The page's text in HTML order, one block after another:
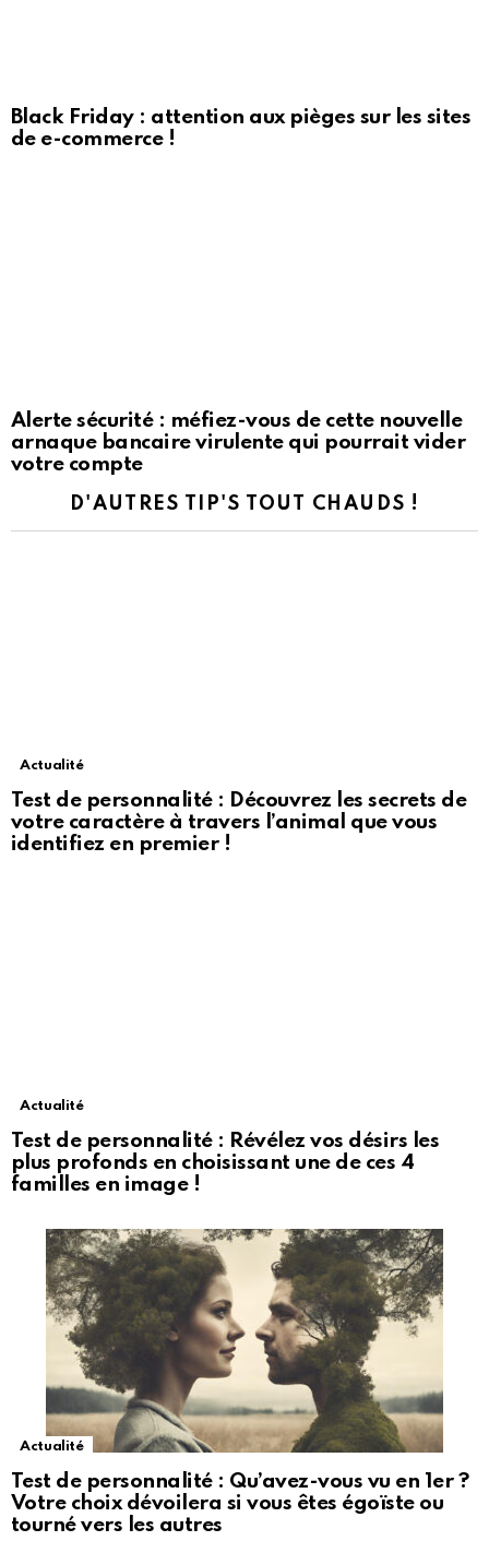
Black Friday : attention aux pièges sur les sites
de e-commerce !
Alerte sécurité : méfiez-vous de cette nouvelle
arnaque bancaire virulente qui pourrait vider
votre compte
D'AUTRES TIP'S TOUT CHAUDS !
Actualité
Test de personnalité : Découvrez les secrets de
votre caractère à travers l’animal que vous
identifiez en premier !
Actualité
Test de personnalité : Révélez vos désirs les
plus profonds en choisissant une de ces 4
familles en image !
Actualité
Test de personnalité : Qu’avez-vous vu en 1er ?
Votre choix dévoilera si vous êtes égoïste ou
tourné vers les autres